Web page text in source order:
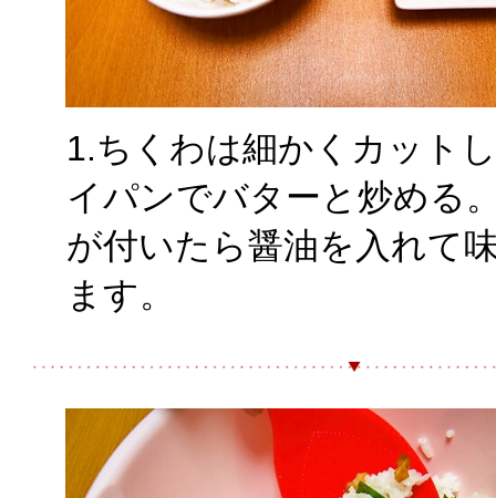
1.ちくわは細かくカット
イパンでバターと炒める
が付いたら醤油を入れて
ます。